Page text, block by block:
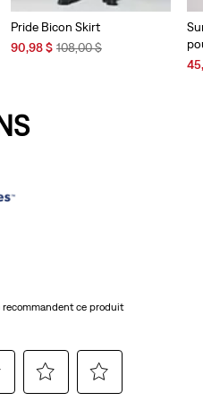
Pride Bicon Skirt
Sale
90,98 $ Original
108,00 $
recommandent ce produit